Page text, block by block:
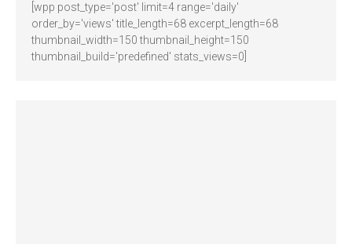
[wpp post_type='post' limit=4 range='daily'
order_by='views' title_length=68 excerpt_length=68
thumbnail_width=150 thumbnail_height=150
thumbnail_build='predefined' stats_views=0]